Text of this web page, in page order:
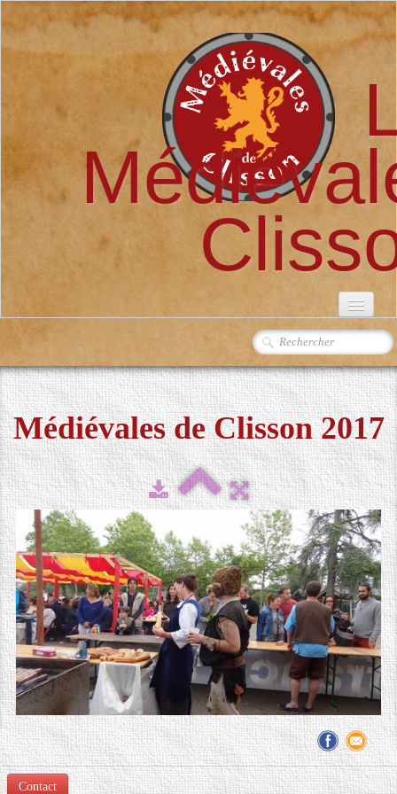
L'ASSOCIATION▼
FESTIVAL 2026▼
MÉDIAS▼
CONTACT
LOCATION DE COSTUMES
Médiévales de Clisson 2017
Contact